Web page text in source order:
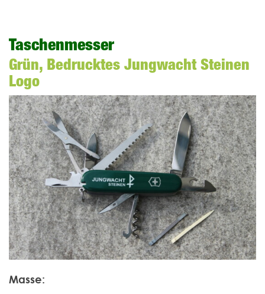
Taschenmesser
Grün, Bedrucktes Jungwacht Steinen
Logo
Masse: